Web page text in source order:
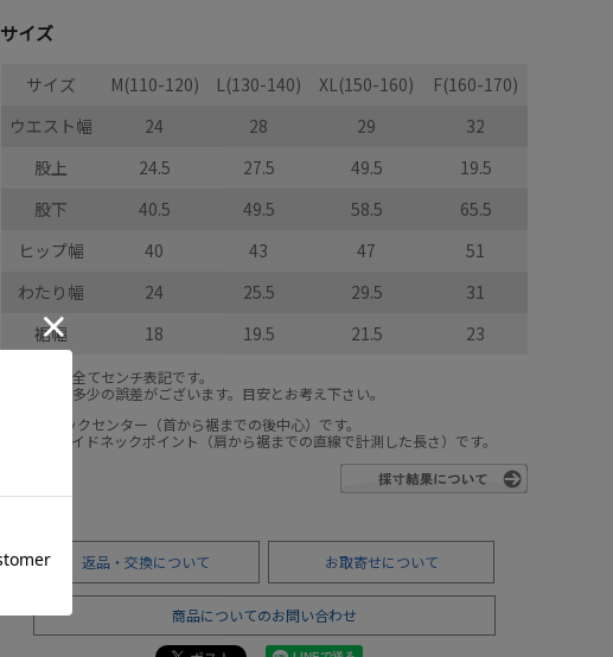
サイズ
サイズ M(110-120) L(130-140) XL(150-160)
F(160-170)
ウエスト幅
24 28 29
32
股上
24.5 27.5 49.5
19.5
股下
40.5 49.5 58.5
65.5
ヒップ幅
40 43 47
51
わたり幅
24 25.5 29.5
31
裾幅
18 19.5 21.5 23
採寸結果は全てセンチ表記です。
商品により多少の誤差がございます。目安とお考え下さい。
※BCはバックセンター（首から裾までの後中心）です。
※SNPはサイドネックポイント（肩から裾までの直線で計測した長さ）です。
返品・交換について お取寄せについて
商品についてのお問い合わせ